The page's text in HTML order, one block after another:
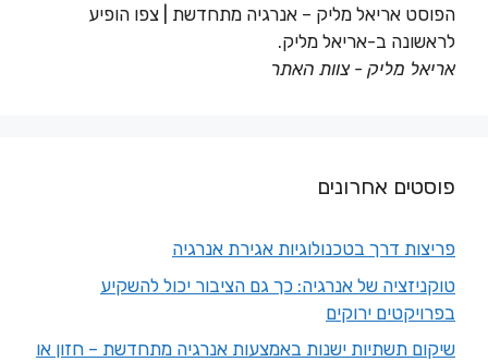
הפוסט אריאל מליק – אנרגיה מתחדשת | צפו הופיע
לראשונה ב-אריאל מליק.
אריאל מליק - צוות האתר
פוסטים אחרונים
פריצות דרך בטכנולוגיות אגירת אנרגיה
טוקניזציה של אנרגיה: כך גם הציבור יכול להשקיע
בפרויקטים ירוקים
שיקום תשתיות ישנות באמצעות אנרגיה מתחדשת – חזון או